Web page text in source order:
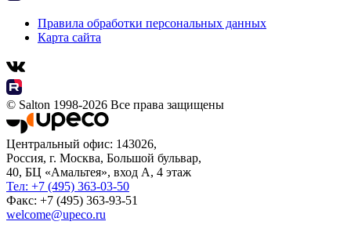
Правила обработки персональных данных
Карта сайта
© Salton 1998-2026 Все права защищены
Центральный офис: 143026,
Россия, г. Москва, Большой бульвар,
40, БЦ «Амальтея», вход А, 4 этаж
Тел: +7 (495) 363-03-50
Факс: +7 (495) 363-93-51
welcome@upeco.ru